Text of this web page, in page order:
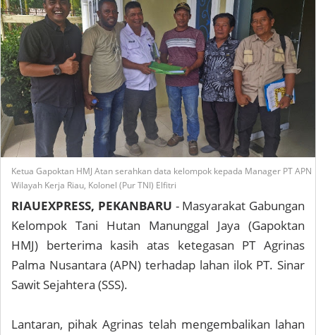
Ketua Gapoktan HMJ Atan serahkan data kelompok kepada Manager PT APN
Wilayah Kerja Riau, Kolonel (Pur TNI) Elfitri
RIAUEXPRESS, PEKANBARU - Masyarakat Gabungan
Kelompok Tani Hutan Manunggal Jaya (Gapoktan
HMJ) berterima kasih atas ketegasan PT Agrinas
Palma Nusantara (APN) terhadap lahan ilok PT. Sinar
Sawit Sejahtera (SSS).
Lantaran, pihak Agrinas telah mengembalikan lahan